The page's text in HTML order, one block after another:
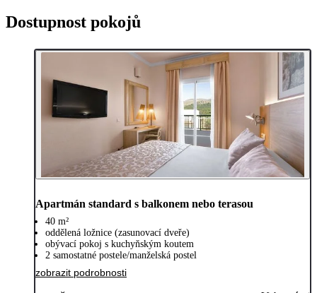
Dostupnost pokojů
Apartmán standard s balkonem nebo terasou
40 m²
oddělená ložnice (zasunovací dveře)
obývací pokoj s kuchyňským koutem
2 samostatné postele/manželská postel
zobrazit podrobnosti